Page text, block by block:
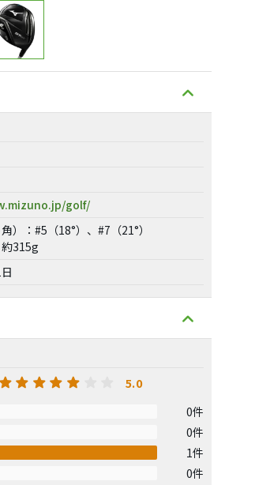
golf/
）：#5（18°）、#7（21°）
315g
5.0
0件
0件
1件
0件